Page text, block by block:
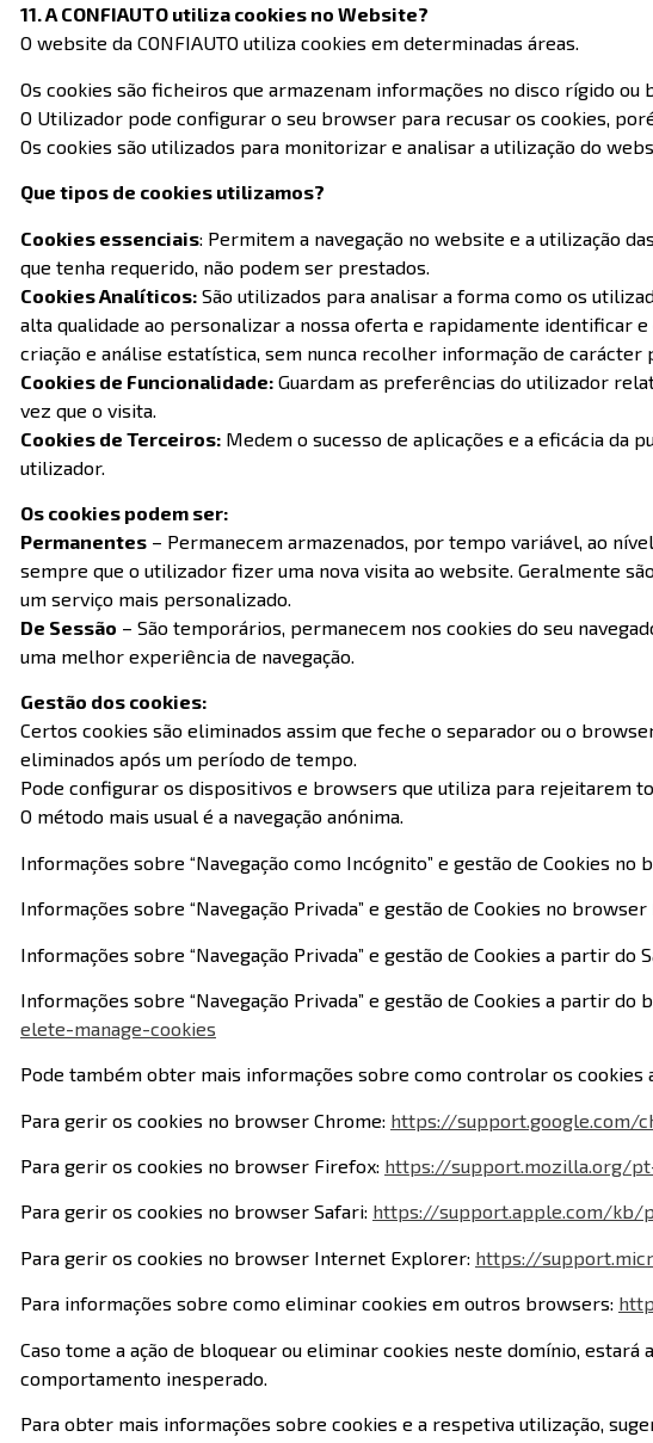
11. A CONFIAUTO utiliza cookies no Website?
O website da CONFIAUTO utiliza cookies em determinadas áreas.
Os cookies são ficheiros que armazenam informações no disco rígido
O Utilizador pode configurar o seu browser para recusar os cookies,
Os cookies são utilizados para monitorizar e analisar a utilização do
Que tipos de cookies utilizamos?
Cookies essenciais: Permitem a navegação no website e a utilização
que tenha requerido, não podem ser prestados.
Cookies Analíticos: São utilizados para analisar a forma como os
alta qualidade ao personalizar a nossa oferta e rapidamente identificar
criação e análise estatística, sem nunca recolher informação de carácter
Cookies de Funcionalidade: Guardam as preferências do utilizador
vez que o visita.
Cookies de Terceiros: Medem o sucesso de aplicações e a eficácia da
utilizador.
Os cookies podem ser:
Permanentes – Permanecem armazenados, por tempo variável, ao
sempre que o utilizador fizer uma nova visita ao website. Geralmente
um serviço mais personalizado.
De Sessão – São temporários, permanecem nos cookies do seu
uma melhor experiência de navegação.
Gestão dos cookies:
Certos cookies são eliminados assim que feche o separador ou o
eliminados após um período de tempo.
Pode configurar os dispositivos e browsers que utiliza para rejeitarem
O método mais usual é a navegação anónima.
Informações sobre “Navegação como Incógnito” e gestão de Cookies no
Informações sobre “Navegação Privada” e gestão de Cookies no browser
Informações sobre “Navegação Privada” e gestão de Cookies a partir do
Informações sobre “Navegação Privada” e gestão de Cookies a partir
elete-manage-cookies
Pode também obter mais informações sobre como controlar os cookies
Para gerir os cookies no browser Chrome: https://support.google.com/
Para gerir os cookies no browser Firefox: https://support.mozilla.org/
Para gerir os cookies no browser Safari: https://support.apple.com/kb/
Para gerir os cookies no browser Internet Explorer: https://
Para informações sobre como eliminar cookies em outros browsers:
Caso tome a ação de bloquear ou eliminar cookies neste domínio,
comportamento inesperado.
Para obter mais informações sobre cookies e a respetiva utilização,